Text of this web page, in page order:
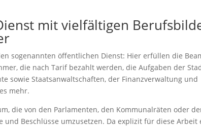
mit vielfältigen
sogenannten öffentlichen Dienst: Hier erfüllen die
die nach Tarif bezahlt werden, die Aufgaben der
sowie Staatsanwaltschaften, der Finanzverwaltung und
mehr.
die von den Parlamenten, den Kommunalräten oder
und Beschlüsse umzusetzen. Da explizit für diese Arbeit